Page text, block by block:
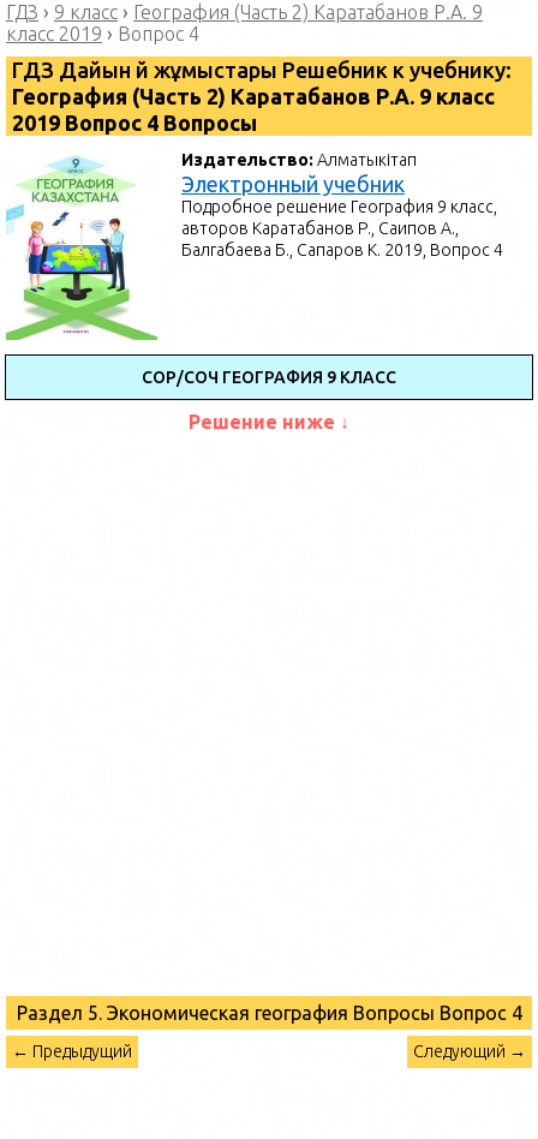
ГДЗ › 9 класс › География (Часть 2) Каратабанов Р.А. 9
класс 2019 › Вопрос 4
ГДЗ Дайын үй жұмыстары Решебник к учебнику:
География (Часть 2) Каратабанов Р.А. 9 класс
2019 Вопрос 4 Вопросы
Издательство:Алматыкітап
Электронный учебник
Подробное решение География 9 класс,
авторов Каратабанов Р., Саипов А.,
Балгабаева Б., Сапаров К. 2019, Вопрос 4
СОР/СОЧ ГЕОГРАФИЯ 9 КЛАСС
Решение ниже ↓
Раздел 5. Экономическая география Вопросы Вопрос 4
← Предыдущий Следующий →